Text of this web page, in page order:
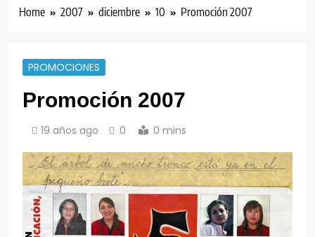
Home 2007 diciembre 10 Promoción 2007
PROMOCIONES
Promoción 2007
19 años ago 0 0 mins